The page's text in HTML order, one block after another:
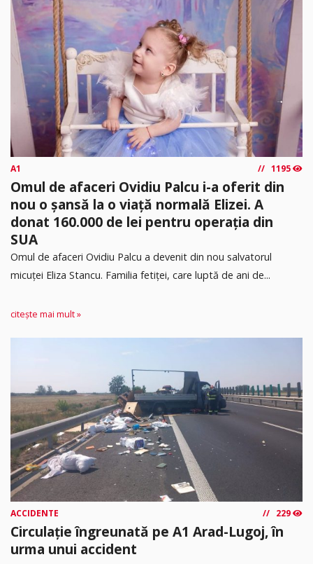
A1 1195
Omul de afaceri Ovidiu Palcu i-a oferit din
nou o șansă la o viață normală Elizei. A
donat 160.000 de lei pentru operația din
SUA
Omul de afaceri Ovidiu Palcu a devenit din nou salvatorul
micuței Eliza Stancu. Familia fetiței, care luptă de ani de...
citește mai mult »
ACCIDENTE 229
Circulație îngreunată pe A1 Arad-Lugoj, în
urma unui accident